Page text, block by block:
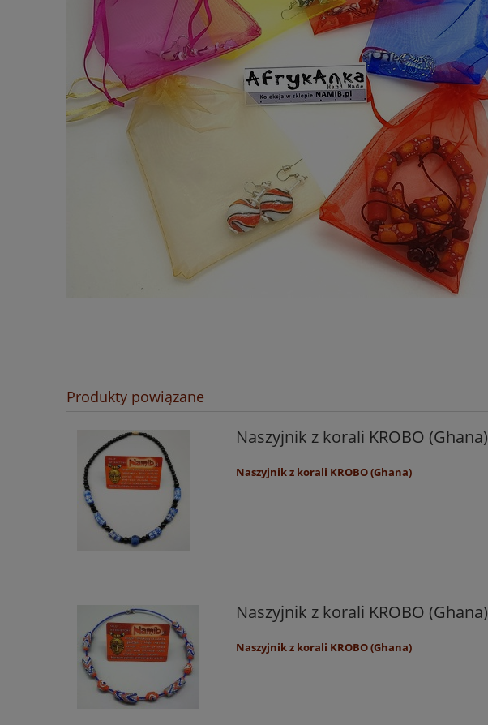
Produkty powiązane
Naszyjnik z korali KROBO (Ghana)
Naszyjnik z korali KROBO (Ghana)
Naszyjnik z korali KROBO (Ghana)
Naszyjnik z korali KROBO (Ghana)